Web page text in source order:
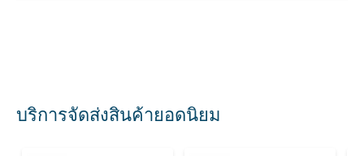
บริการจัดส่งสินค้ายอดนิยม